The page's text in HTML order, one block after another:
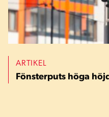
ARTIKEL
Fönsterputs höga